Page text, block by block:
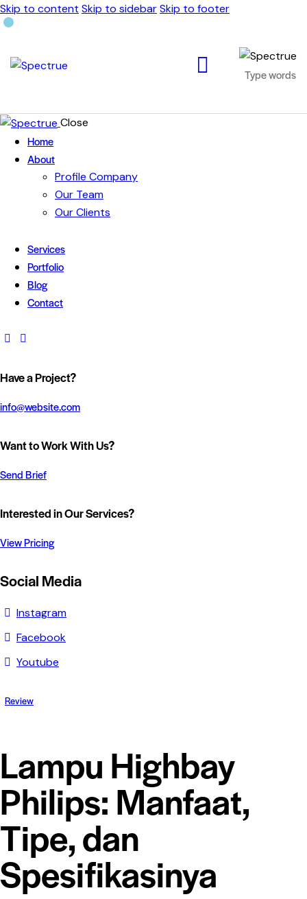
Skip to content Skip to sidebarSkip to footer
Close
Home
About
Profile Company
Our Team
Our Clients
Services
Portfolio
Blog
Contact
Have a Project?
info@website.com
Want to Work With Us?
Send Brief
Interested in Our Services?
View Pricing
Social Media
Instagram
Facebook
Youtube
Review
Lampu Highbay
Philips: Manfaat,
Tipe, dan
Spesifikasinya